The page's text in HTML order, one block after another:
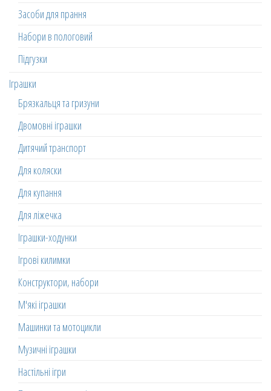
Засоби для прання
Набори в пологовий
Підгузки
Іграшки
Брязкальця та гризуни
Двомовні іграшки
Дитячий транспорт
Для коляски
Для купання
Для ліжечка
Іграшки-ходунки
Ігрові килимки
Конструктори, набори
М'які іграшки
Машинки та мотоцикли
Музичні іграшки
Настільні ігри